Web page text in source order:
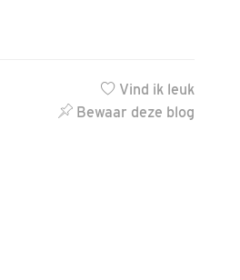
Vind ik leuk
Bewaar deze blog